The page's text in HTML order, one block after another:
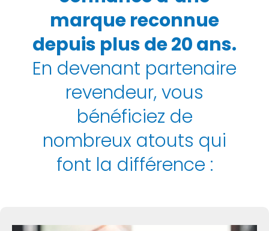
marque reconnue
depuis plus de 20 ans.
En devenant partenaire
revendeur, vous
bénéficiez de
nombreux atouts qui
font la différence :